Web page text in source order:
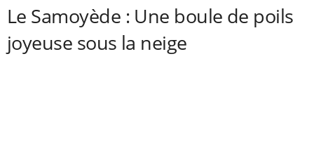
Le Samoyède : Une boule de poils
joyeuse sous la neige